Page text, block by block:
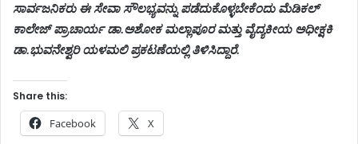
ಸಾರ್ವಜನಿಕರು ಈ ಸೇವಾ ಸೌಲಭ್ಯವನ್ನು ಪಡೆದುಕೊಳ್ಳಬೇಕೆಂದು ಮೆಡಿಕಲ್
ಕಾಲೇಜ್ ಪ್ರಾಚಾರ್ಯ ಡಾ.ಅಶೋಕ ಮಲ್ಲಾಪೂರ ಮತ್ತು ವೈದ್ಯಕೀಯ ಅಧೀಕ್ಷಕಿ
ಡಾ.ಭುವನೇಶ್ವರಿ ಯಳಮಲಿ ಪ್ರಕಟಣೆಯಲ್ಲಿ ತಿಳಿಸಿದ್ದಾರೆ.
Share this:
Facebook X